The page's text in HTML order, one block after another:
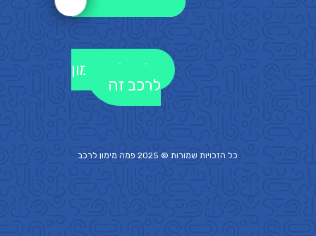
לקבלת מימון
לרכב זה
כל הזכויות שמורות © 2025 פמה מימון לרכב